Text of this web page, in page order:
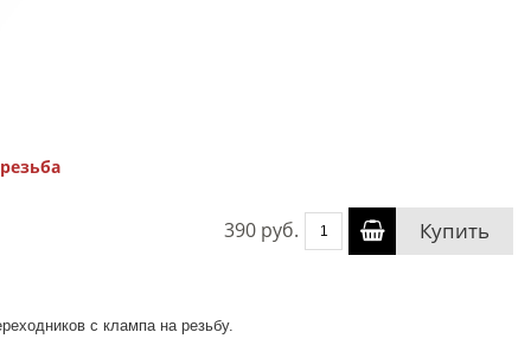
390 руб. Купить
с клампа на резьбу.